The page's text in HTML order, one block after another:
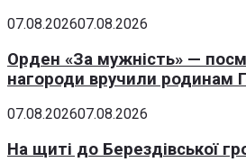
07.08.202607.08.2026
Орден «За мужність» —
нагороди вручили родинам
07.08.202607.08.2026
На щиті до Берездівської